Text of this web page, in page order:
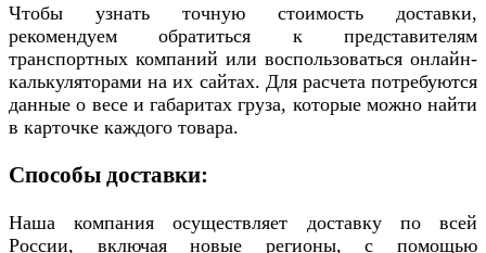
Чтобы узнать точную стоимость доставки,
рекомендуем обратиться к представителям
транспортных компаний или воспользоваться онлайн-
калькуляторами на их сайтах. Для расчета потребуются
данные о весе и габаритах груза, которые можно найти
в карточке каждого товара.
Способы доставки:
Наша компания осуществляет доставку по всей
России, включая новые регионы, с помощью